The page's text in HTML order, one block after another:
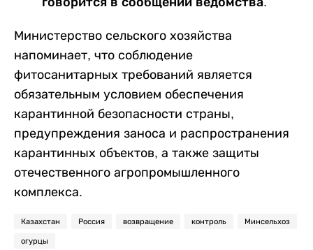
Министерство сельского хозяйства
напоминает, что соблюдение
фитосанитарных требований является
обязательным условием обеспечения
карантинной безопасности страны,
предупреждения заноса и распространения
карантинных объектов, а также защиты
отечественного агропромышленного
комплекса.
Казахстан Россия возвращение контроль Минсельхоз
огурцы